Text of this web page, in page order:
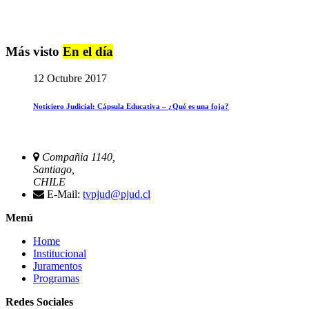
Más visto En el día
12 Octubre 2017
Noticiero Judicial: Cápsula Educativa – ¿Qué es una foja?
Compañia 1140,
Santiago,
CHILE
E-Mail: tvpjud@pjud.cl
Menú
Home
Institucional
Juramentos
Programas
Redes Sociales